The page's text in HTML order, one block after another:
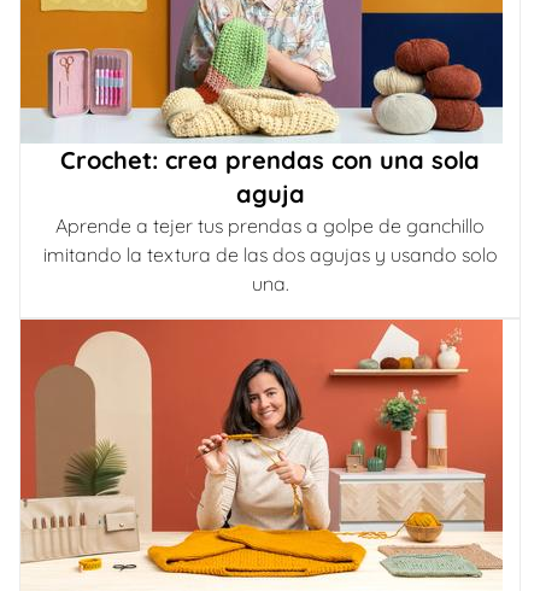
Crochet: crea prendas con una sola
aguja
Aprende a tejer tus prendas a golpe de ganchillo
imitando la textura de las dos agujas y usando solo
una.